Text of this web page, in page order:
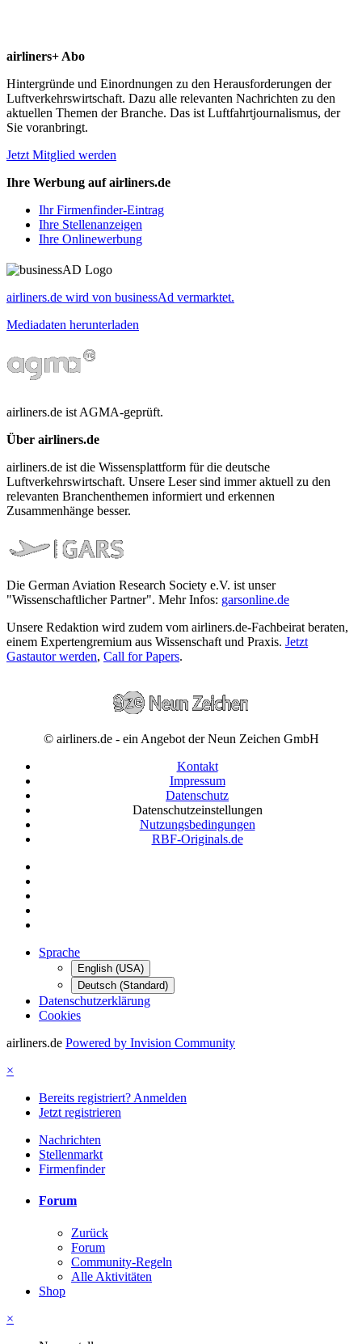
airliners+ Abo
Hintergründe und Einordnungen zu den Herausforderungen der
Luftverkehrswirtschaft. Dazu alle relevanten Nachrichten zu den
aktuellen Themen der Branche. Das ist Luftfahrtjournalismus, der
Sie voranbringt.
Jetzt Mitglied werden
Ihre Werbung auf airliners.de
Ihr Firmenfinder-Eintrag
Ihre Stellenanzeigen
Ihre Onlinewerbung
airliners.de wird von businessAd vermarktet.
Mediadaten herunterladen
airliners.de ist AGMA-geprüft.
Über airliners.de
airliners.de ist die Wissensplattform für die deutsche
Luftverkehrswirtschaft. Unsere Leser sind immer aktuell zu den
relevanten Branchenthemen informiert und erkennen
Zusammenhänge besser.
Die German Aviation Research Society e.V. ist unser
"Wissenschaftlicher Partner". Mehr Infos: garsonline.de
Unsere Redaktion wird zudem vom airliners.de-Fachbeirat beraten,
einem Expertengremium aus Wissenschaft und Praxis. Jetzt
Gastautor werden, Call for Papers.
© airliners.de - ein Angebot der Neun Zeichen GmbH
Kontakt
Impressum
Datenschutz
Datenschutzeinstellungen
Nutzungsbedingungen
RBF-Originals.de
Sprache
English (USA)
Deutsch (Standard)
Datenschutzerklärung
Cookies
airliners.de Powered by Invision Community
×
Bereits registriert? Anmelden
Jetzt registrieren
Nachrichten
Stellenmarkt
Firmenfinder
Forum
Zurück
Forum
Community-Regeln
Alle Aktivitäten
Shop
×